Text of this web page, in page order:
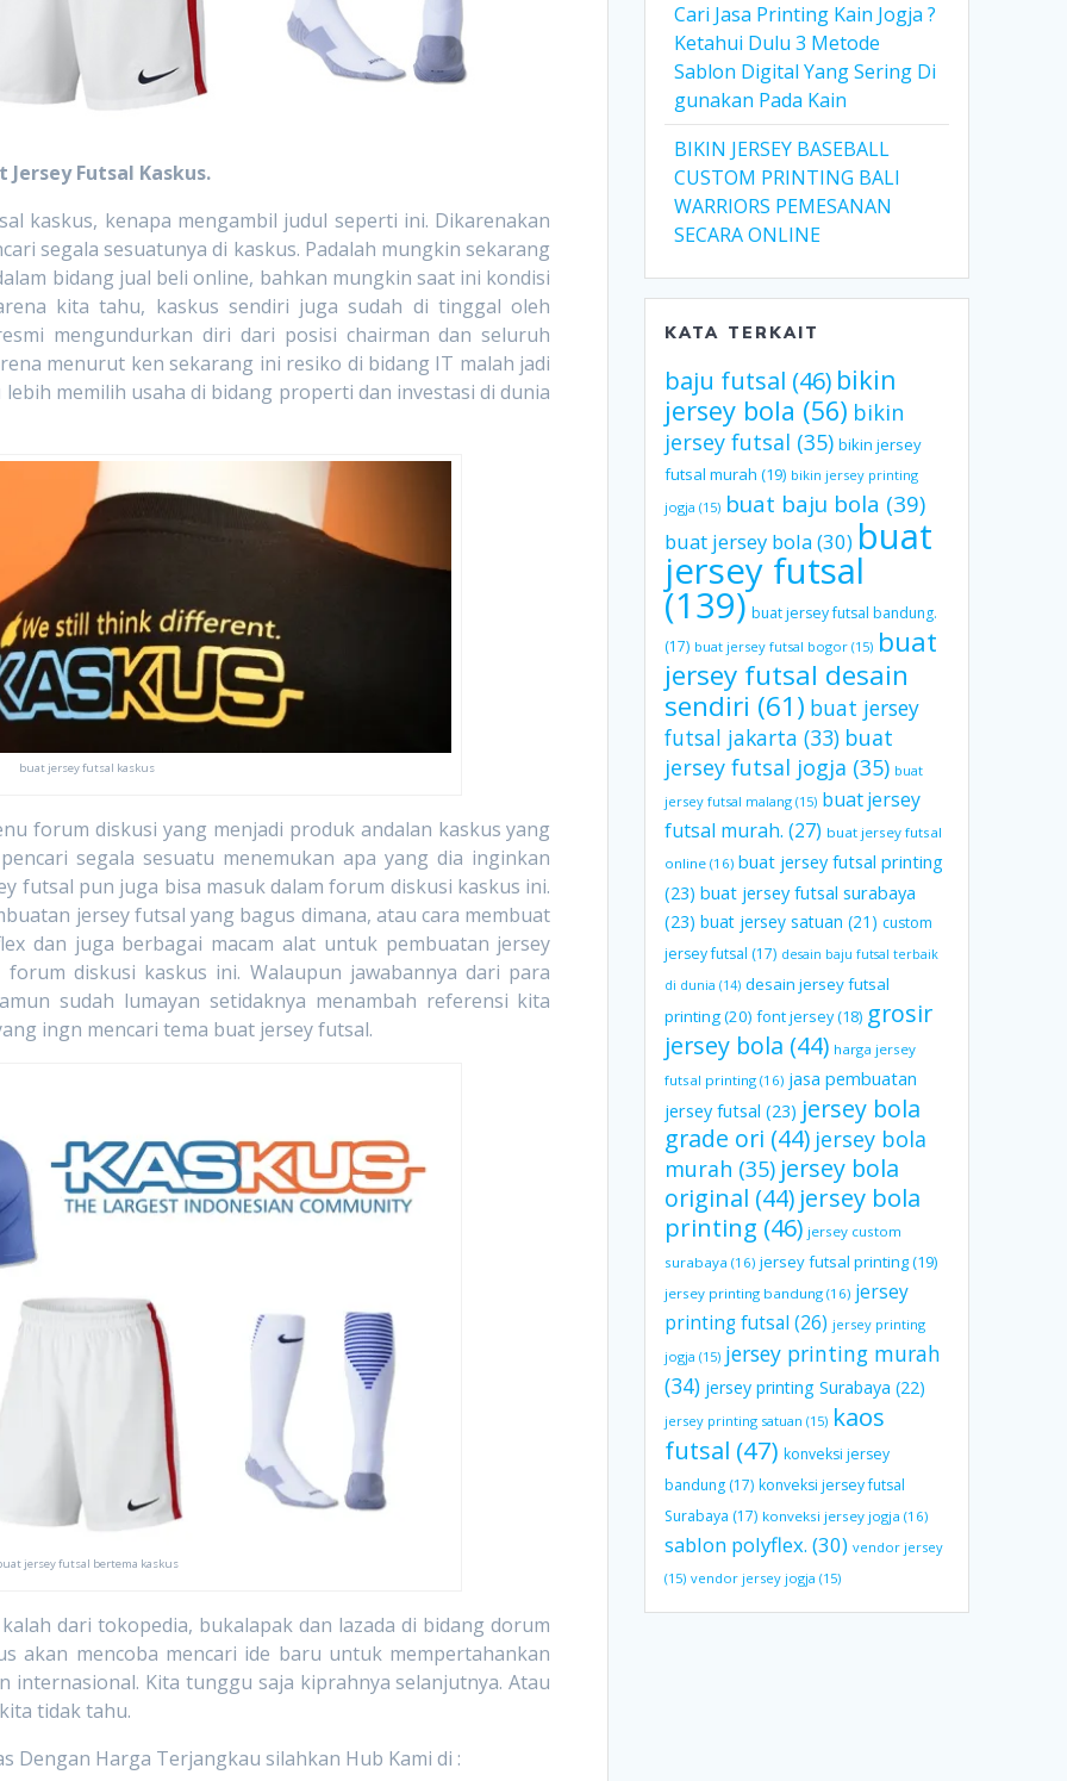
Jersey Futsal Kaskus.
kenapa mengambil judul seperti ini. Dikarenakan
segala sesuatunya di kaskus. Padalah mungkin sekarang
bidang jual beli online, bahkan mungkin saat ini kondisi
kita tahu, kaskus sendiri juga sudah di tinggal oleh
mengundurkan diri dari posisi chairman dan seluruh
menurut ken sekarang ini resiko di bidang IT malah jadi
memilih usaha di bidang properti dan investasi di dunia
buat jersey futsal kaskus
diskusi yang menjadi produk andalan kaskus yang
segala sesuatu menemukan apa yang dia inginkan
futsal pun juga bisa masuk dalam forum diskusi kaskus ini.
jersey futsal yang bagus dimana, atau cara membuat
dan juga berbagai macam alat untuk pembuatan jersey
diskusi kaskus ini. Walaupun jawabannya dari para
sudah lumayan setidaknya menambah referensi kita
ingn mencari tema buat jersey futsal.
jersey futsal bertema kaskus
tokopedia, bukalapak dan lazada di bidang dorum
akan mencoba mencari ide baru untuk mempertahankan
internasional. Kita tunggu saja kiprahnya selanjutnya. Atau
tidak tahu.
Dengan Harga Terjangkau silahkan Hub Kami di :
Cari Jasa Printing Kain Jogja ?
Ketahui Dulu 3 Metode
Sablon Digital Yang Sering Di
gunakan Pada Kain
BIKIN JERSEY BASEBALL
CUSTOM PRINTING BALI
WARRIORS PEMESANAN
SECARA ONLINE
KATA TERKAIT
baju futsal (46) bikin
jersey bola (56) bikin
jersey futsal (35) bikin jersey
futsal murah (19) bikin jersey printing
jogja (15) buat baju bola (39)
buat jersey bola(30) buat
jersey futsal
(139) buat jersey futsal bandung.
(17) buat jersey futsal bogor (15) buat
jersey futsal desain
sendiri (61) buat jersey
futsal jakarta (33) buat
jersey futsal jogja (35) buat
jersey futsal malang (15) buat jersey
futsal murah. (27) buat jersey futsal
online (16) buat jersey futsal printing
(23) buat jersey futsal surabaya
(23) buat jersey satuan (21) custom
jersey futsal (17) desain baju futsal terbaik
di dunia (14) desain jersey futsal
printing(20) font jersey(18) grosir
jersey bola (44) harga jersey
futsal printing (16) jasa pembuatan
jersey futsal (23) jersey bola
grade ori (44) jersey bola
murah (35) jersey bola
original (44) jersey bola
printing (46) jersey custom
surabaya (16) jersey futsal printing(19)
jersey printing bandung (16) jersey
printing futsal (26) jersey printing
jogja (15) jersey printing murah
(34) jersey printing Surabaya (22)
jersey printing satuan (15) kaos
futsal (47) konveksi jersey
bandung (17) konveksi jersey futsal
Surabaya (17) konveksi jersey jogja (16)
sablon polyflex. (30) vendor jersey
(15) vendor jersey jogja (15)